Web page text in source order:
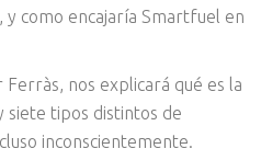
y como encajaría Smartfuel en
nos explicará qué es la
siete tipos distintos de
inconscientemente.